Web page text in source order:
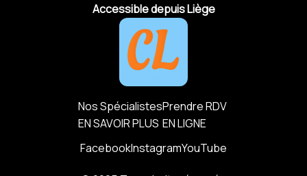
Accessible depuis Liège
Nos Spécialistes
EN SAVOIR PLUS
Prendre RDV
EN LIGNE
FacebookInstagramYouTube